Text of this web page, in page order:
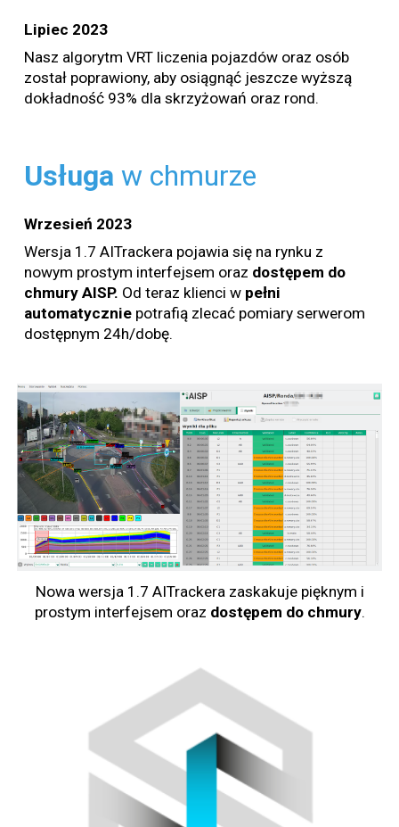
Lipiec 2023
Nasz algorytm VRT liczenia pojazdów oraz osób
został poprawiony, aby osiągnąć jeszcze wyższą
dokładność 93% dla skrzyżowań oraz rond.
Usługaw chmurze
Wrzesień 2023
Wersja 1.7 AITrackera pojawia się na rynku z
nowym prostym interfejsem oraz dostępem do
chmury AISP. Od teraz klienci w pełni
automatycznie potrafią zlecać pomiary serwerom
dostępnym 24h/dobę.
Nowa wersja 1.7 AITrackera zaskakuje pięknym i
prostym interfejsem oraz dostępem do chmury.